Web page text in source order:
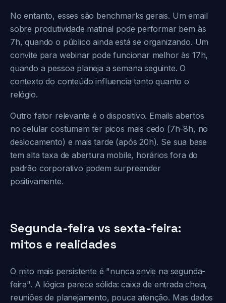
No entanto, esses são benchmarks gerais. Um email
sobre produtividade matinal pode performar bem às
7h, quando o público ainda está se organizando. Um
convite para webinar pode funcionar melhor às 17h,
quando a pessoa planeja a semana seguinte. O
contexto do conteúdo influencia tanto quanto o
relógio.
Outro fator relevante é o dispositivo. Emails abertos
no celular costumam ter picos mais cedo (7h-8h, no
deslocamento) e mais tarde (após 20h). Se sua base
tem alta taxa de abertura mobile, horários fora do
padrão corporativo podem surpreender
positivamente.
Segunda-feira vs sexta-feira:
mitos e realidades
O mito mais persistente é "nunca envie na segunda-
feira". A lógica parece sólida: caixa de entrada cheia,
reuniões de planejamento, pouca atenção. Mas dados